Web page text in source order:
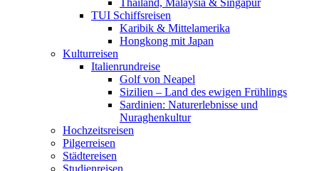
Thailand, Malaysia & Singapur
TUI Schiffsreisen
Karibik & Mittelamerika
Hongkong mit Japan
Kulturreisen
Italienrundreise
Golf von Neapel
Sizilien – Land des ewigen Frühlings
Sardinien: Naturerlebnisse und
Nuraghenkultur
Hochzeitsreisen
Pilgerreisen
Städtereisen
Studienreisen